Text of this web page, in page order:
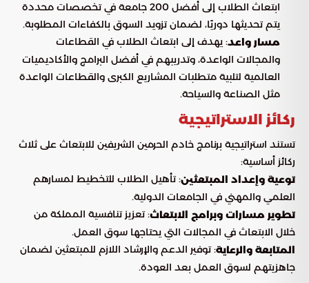
ابتعاث الطلاب إلى أفضل 200 جامعة في تخصصات محددة
يتم تحديثها دوريًا، لضمان تزويد السوق بالكفاءات المطلوبة.
مسار واعد: يهدف إلى ابتعاث الطلاب في القطاعات
والمجالات الواعدة، وتدريبهم في أفضل البرامج والأكاديميات
العالمية لتلبية متطلبات المشاريع الكبرى والقطاعات الواعدة
مثل الصناعة والسياحة.
ركائز الاستراتيجية
تستند استراتيجية برنامج خادم الحرمين الشريفين للابتعاث على ثلاث
ركائز أساسية:
توعية وإعداد المبتعثين: تأهيل الطلاب للتخطيط لمسارهم
العلمي والمهني في الجامعات الدولية.
تطوير مسارات وبرامج الابتعاث: تعزيز تنافسية المملكة من
خلال الابتعاث في المجالات التي يحتاجها سوق العمل.
المتابعة والرعاية: توفير الدعم والإرشاد اللازم للمبتعثين لضمان
جاهزيتهم لسوق العمل بعد العودة.